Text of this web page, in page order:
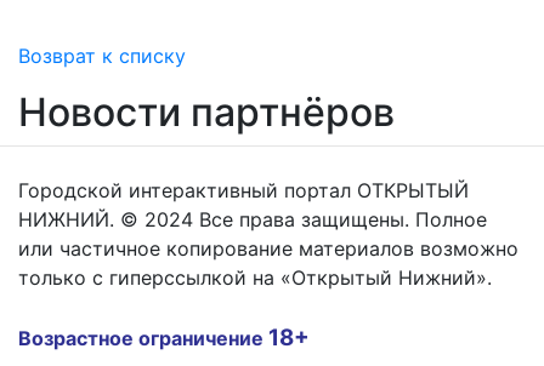
Возврат к списку
Новости партнёров
Городской интерактивный портал ОТКРЫТЫЙ
НИЖНИЙ. © 2024 Все права защищены. Полное
или частичное копирование материалов возможно
только с гиперссылкой на «Открытый Нижний».
Возрастное ограничение 18+